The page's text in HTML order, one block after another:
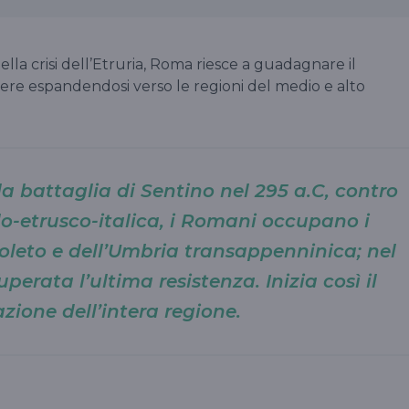
crisi dell’Etruria, Roma riesce a guadagnare il
espandendosi verso le regioni del medio e alto
battaglia di Sentino nel 295 a.C, contro
etrusco-italica, i Romani occupano i
e dell’Umbria transappenninica; nel
l’ultima resistenza. Inizia così il
dell’intera regione.